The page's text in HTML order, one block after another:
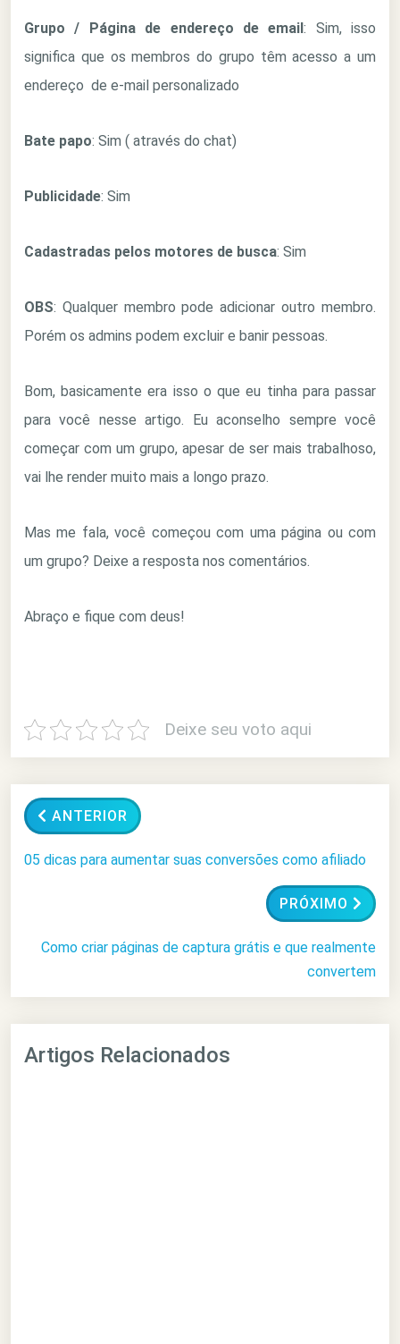
Grupo / Página de endereço de email: Sim, isso
significa que os membros do grupo têm acesso a um
endereço de e-mail personalizado
Bate papo: Sim ( através do chat)
Publicidade: Sim
Cadastradas pelos motores de busca: Sim
OBS: Qualquer membro pode adicionar outro membro.
Porém os admins podem excluir e banir pessoas.
Bom, basicamente era isso o que eu tinha para passar
para você nesse artigo. Eu aconselho sempre você
começar com um grupo, apesar de ser mais trabalhoso,
vai lhe render muito mais a longo prazo.
Mas me fala, você começou com uma página ou com
um grupo? Deixe a resposta nos comentários.
Abraço e fique com deus!
Deixe seu voto aqui
ANTERIOR
05 dicas para aumentar suas conversões como afiliado
PRÓXIMO
Como criar páginas de captura grátis e que realmente
convertem
Artigos Relacionados